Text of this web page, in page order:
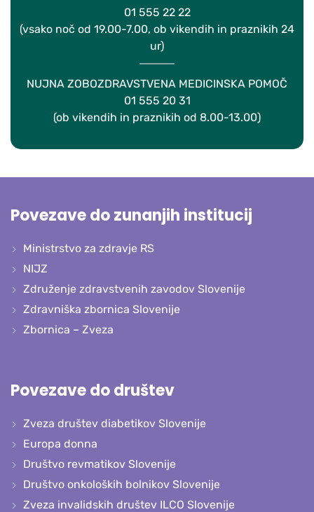
01 555 22 22
(vsako noč od 19.00-7.00, ob vikendih in praznikih 24
ur)
NUJNA ZOBOZDRAVSTVENA MEDICINSKA POMOČ
01 555 20 31
(ob vikendih in praznikih od 8.00-13.00)
Povezave do zunanjih institucij
Ministrstvo za zdravje RS
NIJZ
Združenje zdravstvenih zavodov Slovenije
Zdravniška zbornica Slovenije
Zbornica – Zveza
Povezave do društev
Zveza društev diabetikov Slovenije
Europa donna
Društvo revmatikov Slovenije
Društvo onkoloških bolnikov Slovenije
Zveza invalidskih društev ILCO Slovenije